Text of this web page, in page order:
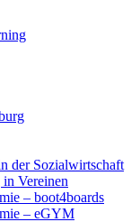
der Sozialwirtschaft
Vereinen
– boot4boards
– eGYM